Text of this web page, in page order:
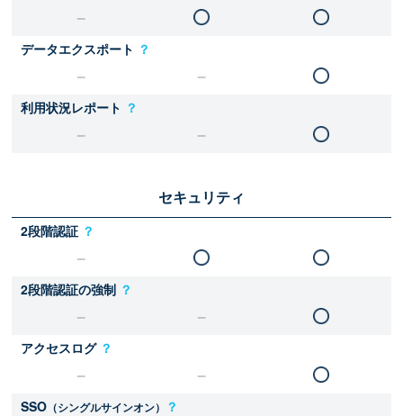
データエクスポート ？
利用状況レポート ？
セキュリティ
2段階認証 ？
2段階認証の強制 ？
アクセスログ ？
SSO （シングルサインオン） ？